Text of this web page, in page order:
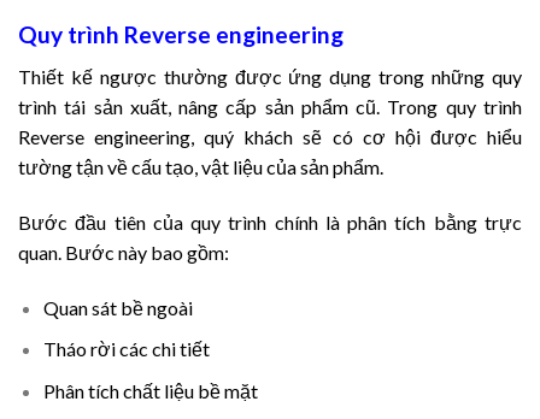
Quy trình Reverse engineering
Thiết kế ngược thường được ứng dụng trong những quy
trình tái sản xuất, nâng cấp sản phẩm cũ. Trong quy trình
Reverse engineering, quý khách sẽ có cơ hội được hiểu
tường tận về cấu tạo, vật liệu của sản phẩm.
Bước đầu tiên của quy trình chính là phân tích bằng trực
quan. Bước này bao gồm:
Quan sát bề ngoài
Tháo rời các chi tiết
Phân tích chất liệu bề mặt